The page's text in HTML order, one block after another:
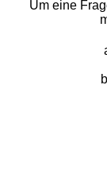
Um eine